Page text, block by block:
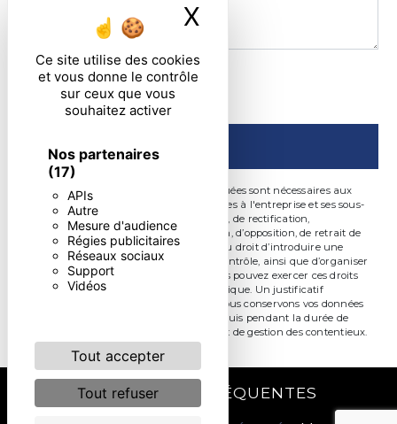
Ce site utilise des cookies
et vous donne le contrôle
sur ceux que vous
souhaitez activer
Nos partenaires
(17)
APIs
Autre
Mesure d'audience
Régies publicitaires
Réseaux sociaux
Support
Vidéos
Tout accepter
Tout refuser
X
En cochant cette case, j'accepte les conditions
particulières ci-dessous **
** Les données personnelles communiquées sont nécessaires aux
fins de vous contacter. Elles sont destinées à l'entreprise et ses sous-
traitants. Vous disposez de droits d’accès, de rectification,
d’effacement, de portabilité, de limitation, d’opposition, de retrait de
votre consentement à tout moment et du droit d’introduire une
réclamation auprès d’une autorité de contrôle, ainsi que d’organiser
le sort de vos données post-mortem. Vous pouvez exercer ces droits
par voie postale ou par courrier électronique. Un justificatif
d'identité pourra vous être demandé. Nous conservons vos données
pendant la période de prise de contact puis pendant la durée de
prescription légale aux fins probatoire et de gestion des contentieux.
RECHERCHES FRÉQUENTES